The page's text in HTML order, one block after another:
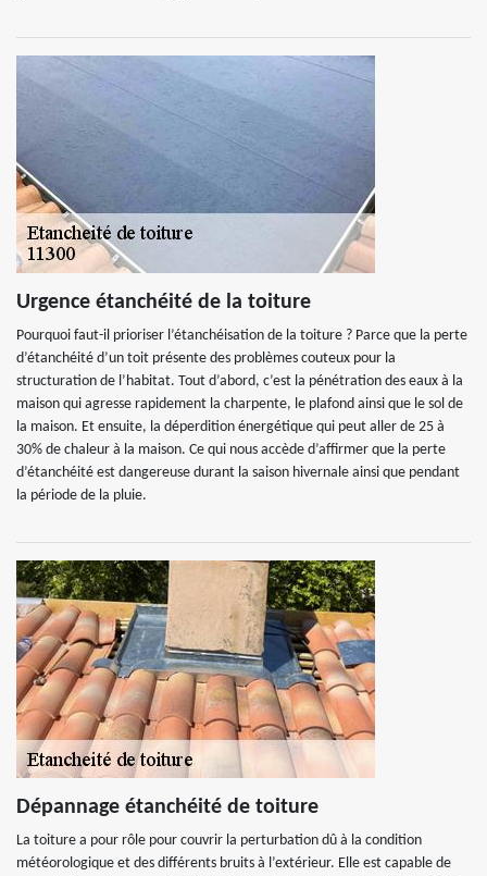
Urgence étanchéité de la toiture
Pourquoi faut-il prioriser l’étanchéisation de la toiture ? Parce que la perte
d’étanchéité d’un toit présente des problèmes couteux pour la
structuration de l’habitat. Tout d’abord, c’est la pénétration des eaux à la
maison qui agresse rapidement la charpente, le plafond ainsi que le sol de
la maison. Et ensuite, la déperdition énergétique qui peut aller de 25 à
30% de chaleur à la maison. Ce qui nous accède d’affirmer que la perte
d’étanchéité est dangereuse durant la saison hivernale ainsi que pendant
la période de la pluie.
Dépannage étanchéité de toiture
La toiture a pour rôle pour couvrir la perturbation dû à la condition
météorologique et des différents bruits à l’extérieur. Elle est capable de